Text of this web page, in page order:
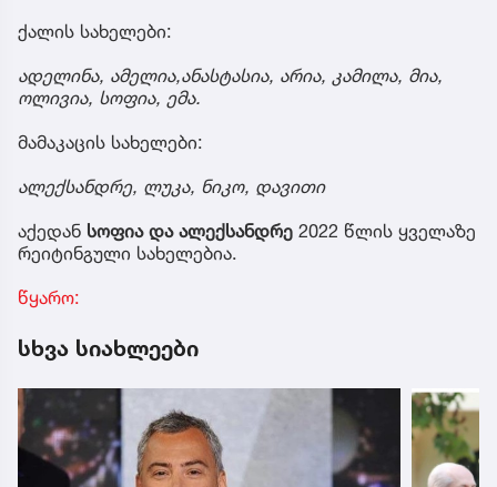
ქალის სახელები:
ადელინა, ამელია,ანასტასია, არია, კამილა, მია,
ოლივია, სოფია, ემა.
მამაკაცის სახელები:
ალექსანდრე, ლუკა, ნიკო, დავითი
აქედან სოფია და ალექსანდრე 2022 წლის ყველაზე
რეიტინგული სახელებია.
წყარო:
სხვა სიახლეები